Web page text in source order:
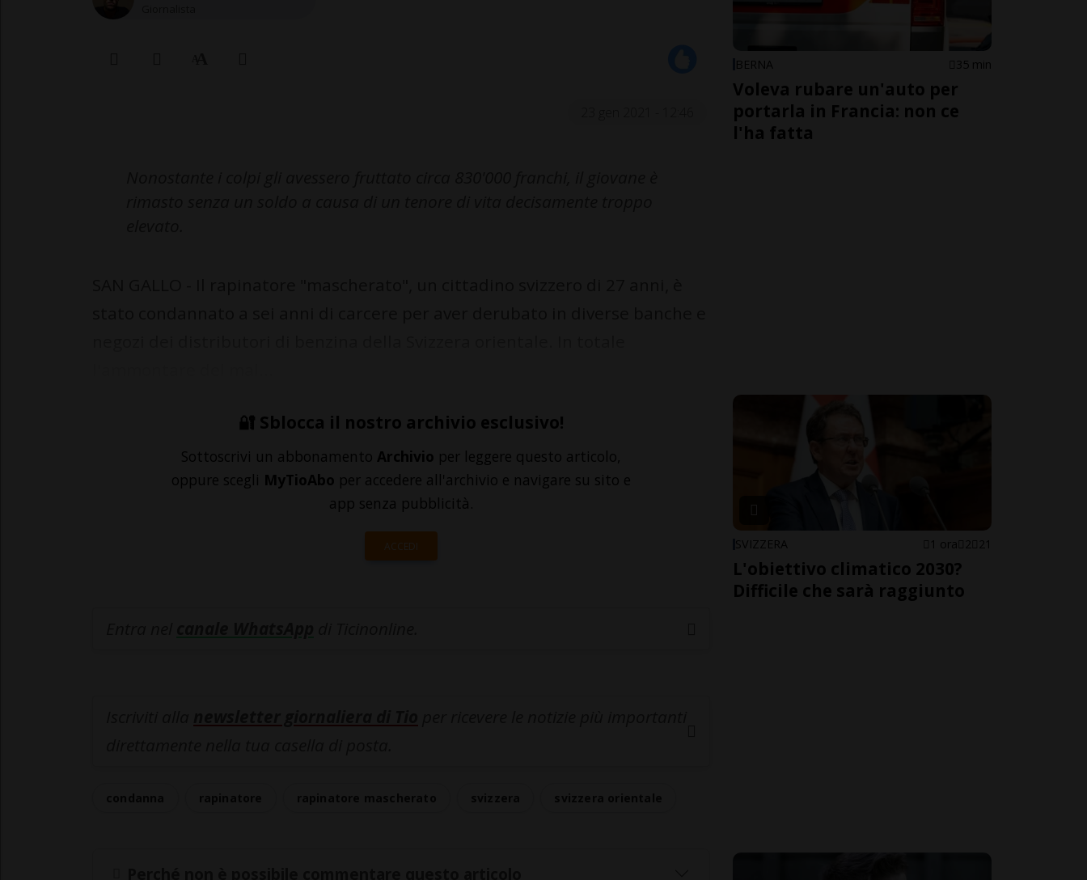
🔐 Sblocca il nostro archivio esclusivo!
Sottoscrivi un abbonamento Archivio per leggere questo articolo,
oppure scegli MyTioAbo per accedere all'archivio e navigare su sito e
app senza pubblicità.
ACCEDI
BERNA 35 min
Voleva rubare un'auto per
portarla in Francia: non ce
l'ha fatta
SVIZZERA 1 ora 2 21
L'obiettivo climatico 2030?
Difficile che sarà raggiunto